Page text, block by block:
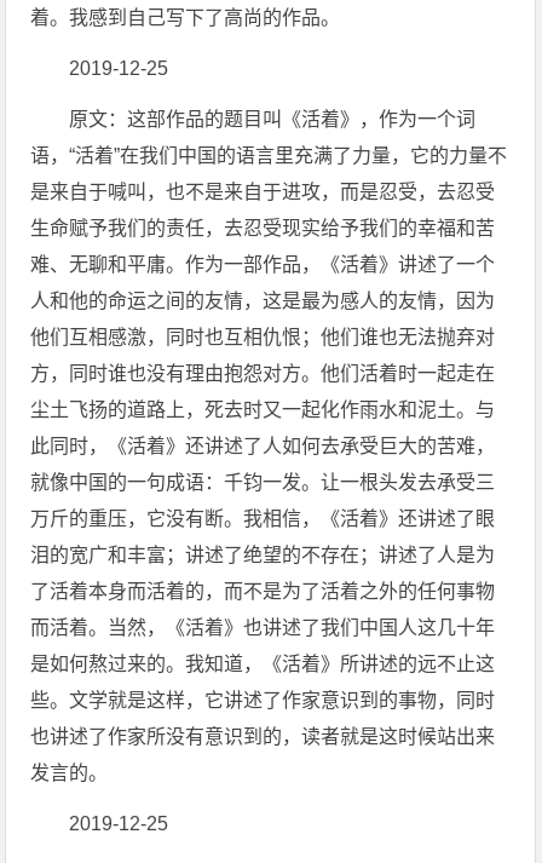
着。我感到自己写下了高尚的作品。
2019-12-25
原文：这部作品的题目叫《活着》，作为一个词
语，“活着”在我们中国的语言里充满了力量，它的力量不
是来自于喊叫，也不是来自于进攻，而是忍受，去忍受
生命赋予我们的责任，去忍受现实给予我们的幸福和苦
难、无聊和平庸。作为一部作品，《活着》讲述了一个
人和他的命运之间的友情，这是最为感人的友情，因为
他们互相感激，同时也互相仇恨；他们谁也无法抛弃对
方，同时谁也没有理由抱怨对方。他们活着时一起走在
尘土飞扬的道路上，死去时又一起化作雨水和泥土。与
此同时，《活着》还讲述了人如何去承受巨大的苦难，
就像中国的一句成语：千钧一发。让一根头发去承受三
万斤的重压，它没有断。我相信，《活着》还讲述了眼
泪的宽广和丰富；讲述了绝望的不存在；讲述了人是为
了活着本身而活着的，而不是为了活着之外的任何事物
而活着。当然，《活着》也讲述了我们中国人这几十年
是如何熬过来的。我知道，《活着》所讲述的远不止这
些。文学就是这样，它讲述了作家意识到的事物，同时
也讲述了作家所没有意识到的，读者就是这时候站出来
发言的。
2019-12-25